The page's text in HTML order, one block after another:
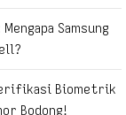
Samsung
Biometrik
Bodong!